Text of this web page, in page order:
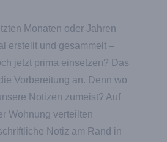
Monaten oder Jahren
erstellt und gesammelt –
jetzt prima einsetzen? Das
Vorbereitung an. Denn wo
Notizen zumeist? Auf
Wohnung verteilten
Notiz am Rand in